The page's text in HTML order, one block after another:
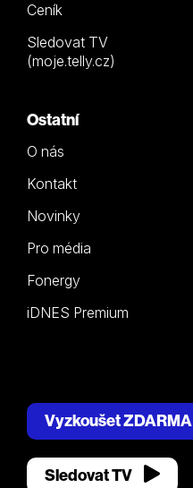
Ceník
Sledovat TV
(moje.telly.cz)
Ostatní
O nás
Kontakt
Novinky
Pro média
Fonergy
iDNES Premium
Vyzkoušet ZDARMA
Sledovat TV